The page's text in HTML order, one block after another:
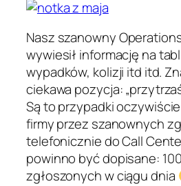
Nasz szanowny
wywiesił informację na
wypadków, kolizji itd itd.
ciekawa pozycja:
Są to przypadki
firmy przez szanownych
telefonicznie do Call
powinno być dopisane:
zgłoszonych w ciągu dnia